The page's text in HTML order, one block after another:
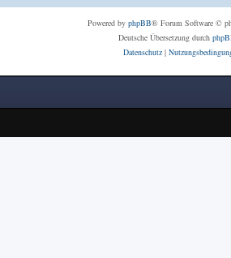
Powered by phpBB® Forum Software ©
Deutsche Übersetzung durch
Datenschutz|